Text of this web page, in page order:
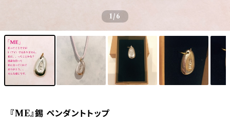
1/6
『ME』錫 ペンダントトップ